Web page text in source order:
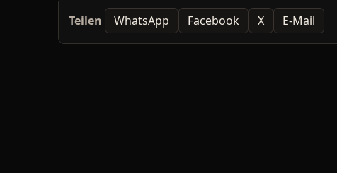
Teilen WhatsApp Facebook X E-Mail